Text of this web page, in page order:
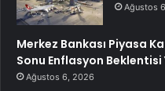
Ağustos
Merkez Bankası Piyasa
Sonu Enflasyon Beklentisi
Ağustos 6, 2026